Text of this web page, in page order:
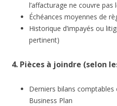
l’affacturage ne couvre pas
Échéances moyennes de
Historique d’impayés ou
pertinent)
4. Pièces à joindre (selon
Derniers bilans
Business Plan